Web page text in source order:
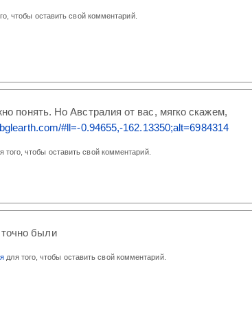
чтобы оставить свой комментарий.
понять. Но Австралия от вас, мягко скажем,
#ll=-0.94655,-162.13350;alt=6984314
того, чтобы оставить свой комментарий.
были
для того, чтобы оставить свой комментарий.